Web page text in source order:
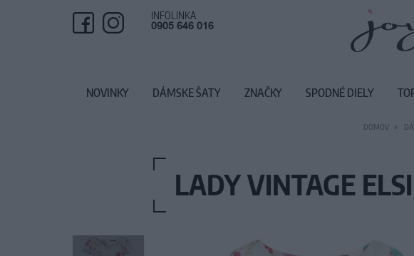
DOMOV
LADY VINTAGE
INFOLINKA
0905 646 016
NOVINKY DÁMSKE ŠATY ZNAČKY SPODNÉ DIELY